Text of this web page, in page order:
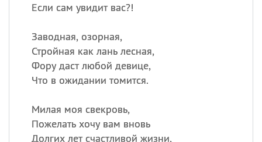
Если сам увидит вас?!
Заводная, озорная,
Стройная как лань лесная,
Фору даст любой девице,
Что в ожидании томится.
Милая моя свекровь,
Пожелать хочу вам вновь
Долгих лет счастливой жизни,
Сегодня празднуют именины
Сергей
Посмотреть значение
происхождение